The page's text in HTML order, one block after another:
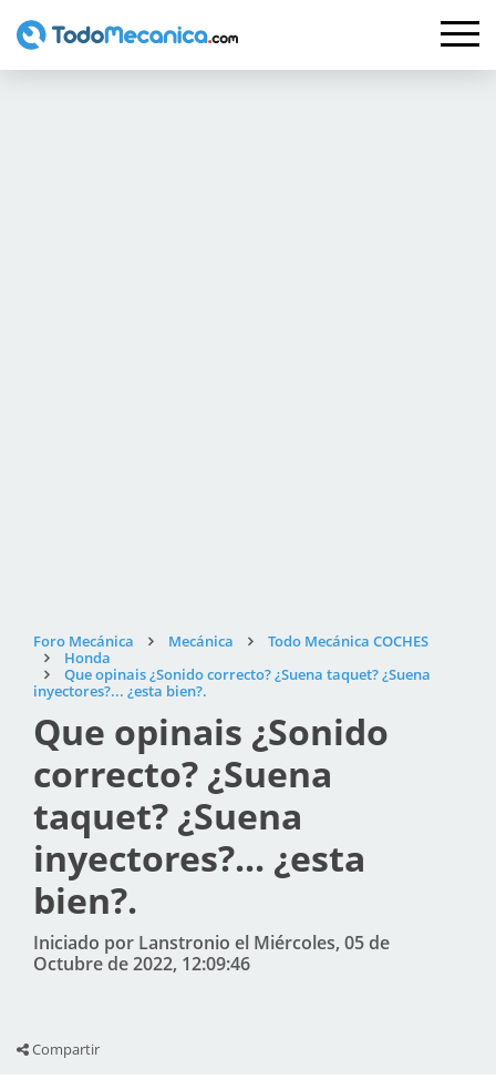
Foro Mecánica Mecánica
Todo Mecánica COCHES
Honda
Que opinais ¿Sonido correcto? ¿Suena taquet? ¿Suena
inyectores?... ¿esta bien?.
Que opinais ¿Sonido
correcto? ¿Suena
taquet? ¿Suena
inyectores?... ¿esta
bien?.
Iniciado por Lanstronio el Miércoles, 05 de
Octubre de 2022, 12:09:46
Compartir